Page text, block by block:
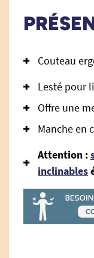
Couteau
Lesté pour
Offre une
Manche en
Attention :
inclinables